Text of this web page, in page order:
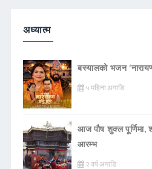
अध्यात्म
बस्यालको भजन
५ महिना अगाडि
आज पौष शुक्ल पूर्णिमा,
आरम्भ
२ वर्ष अगाडि